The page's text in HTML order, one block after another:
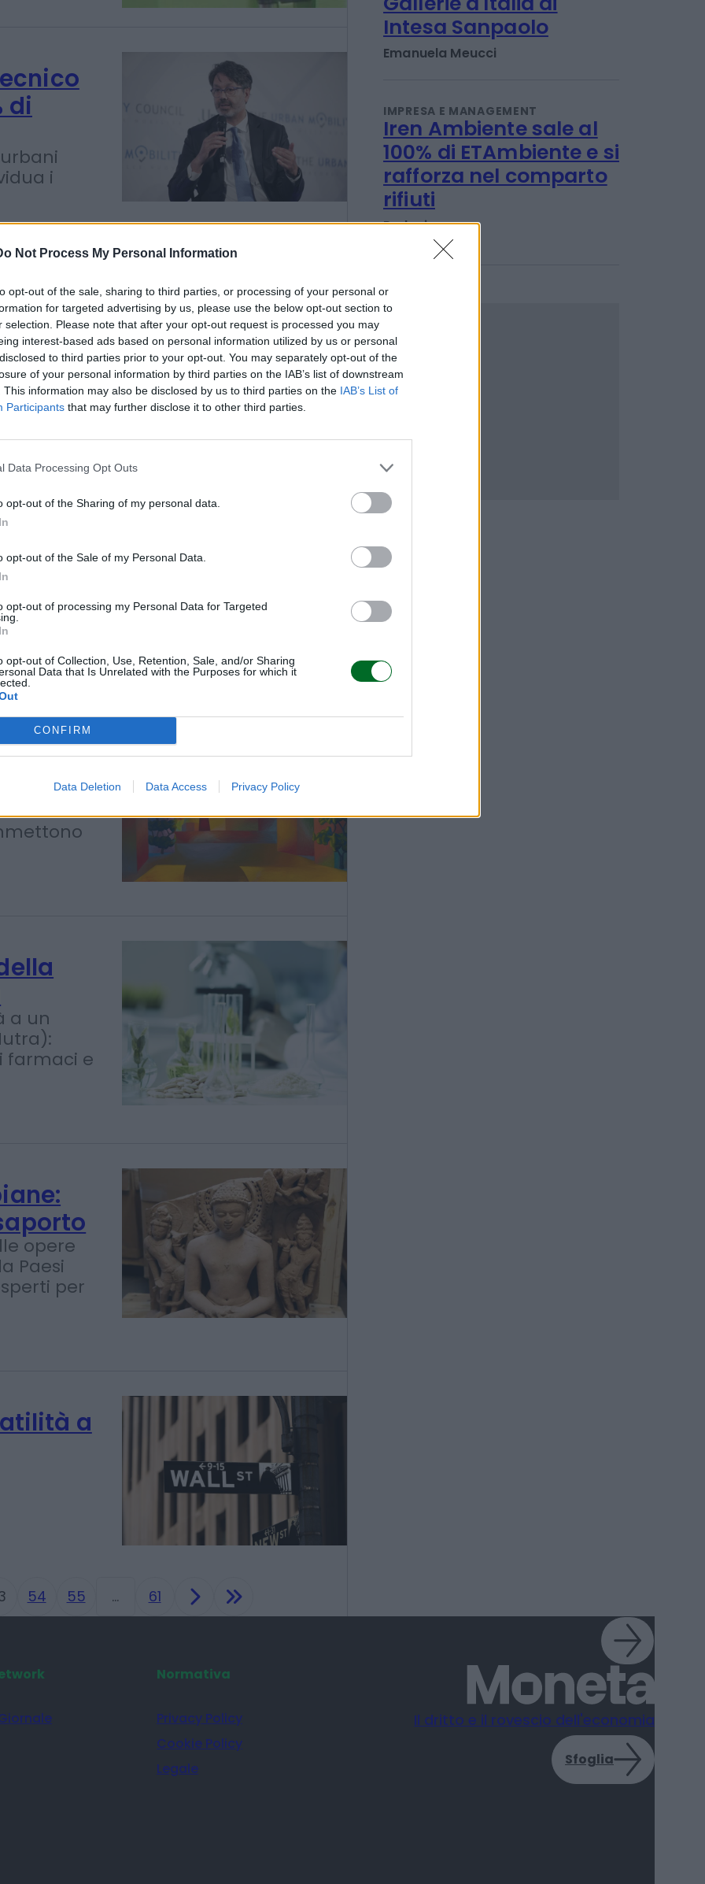
Not Process My Personal Information
opt-out of the sale, sharing to third parties, or processing of your personal or
for targeted advertising by us, please use the below opt-out section to
selection. Please note that after your opt-out request is processed you may
interest-based ads based on personal information utilized by us or personal
to third parties prior to your opt-out. You may separately opt-out of the
of your personal information by third parties on the IAB’s list of downstream
This information may also be disclosed by us to third parties on the IAB’s List of
Participants that may further disclose it to other third parties.
Data Processing Opt Outs
opt-out of the Sharing of my personal data.
opt-out of the Sale of my Personal Data.
opt-out of processing my Personal Data for Targeted
opt-out of Collection, Use, Retention, Sale, and/or Sharing
Data that Is Unrelated with the Purposes for which it
CONFIRM
Data Deletion Data Access Privacy Policy
di
di
i
può
il
top
vita a
nera
manca
sono
un
opere
54 61
TENDENZE E SOSTENIBILITÀ
Ferragosto al museo:
ingresso gratis alle
Emanuela Meucci
IMPRESA E MANAGEMENT
Iren Ambiente sale al
100% di ETAmbiente e si
rafforza nel comparto
Redazione
Normativa